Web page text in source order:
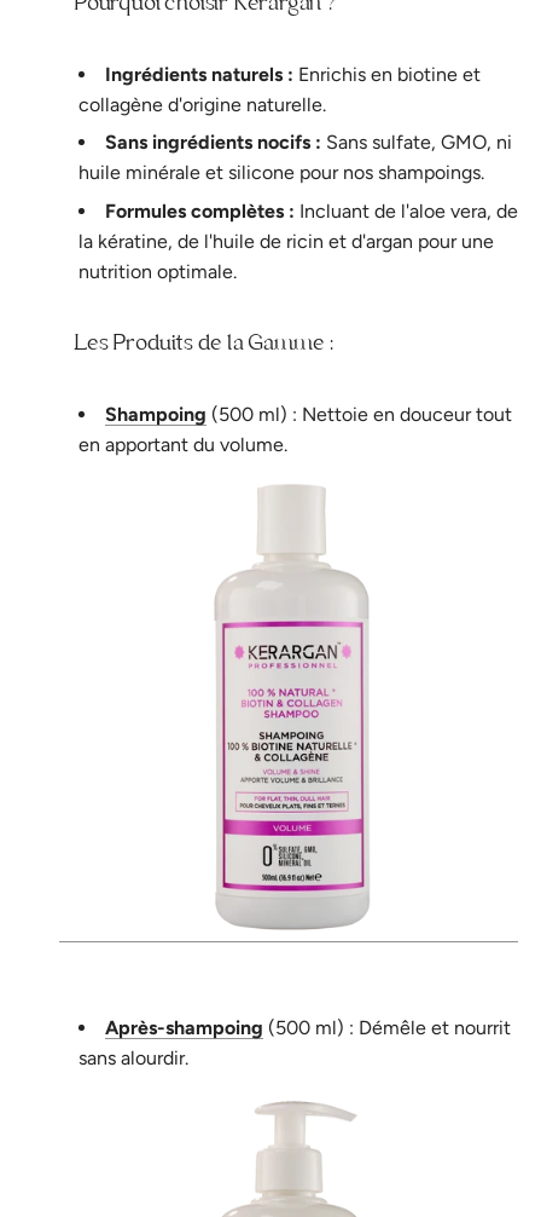
Ingrédients naturels : Enrichis en biotine et
collagène d'origine naturelle.
Sans ingrédients nocifs : Sans sulfate, GMO, ni
huile minérale et silicone pour nos shampoings.
Formules complètes : Incluant de l'aloe vera, de
la kératine, de l'huile de ricin et d'argan pour une
nutrition optimale.
Les Produits de la Gamme :
Shampoing (500 ml) : Nettoie en douceur tout
en apportant du volume.
Après-shampoing (500 ml) : Démêle et nourrit
sans alourdir.